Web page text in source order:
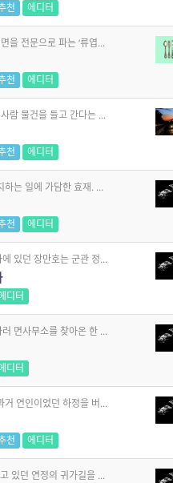
천 에디터
을 전문으로 파는 ‘류엽...
천 에디터
람 물건을 들고 간다는 ...
천 에디터
하는 일에 가담한 효재. ...
천 에디터
있던 장만호는 군관 정...
디터
면사무소를 찾아온 한 ...
디터
거 연인이었던 하정을 버...
천 에디터
있던 연정의 귀가길을 ...